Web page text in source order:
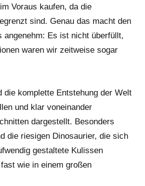
Voraus kaufen, da die
sind. Genau das macht den
angenehm: Es ist nicht überfüllt,
waren wir zeitweise sogar
die komplette Entstehung der Welt
und klar voneinander
dargestellt. Besonders
die riesigen Dinosaurier, die sich
gestaltete Kulissen
wie in einem großen